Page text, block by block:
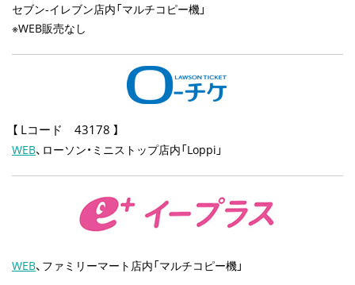
セブン-イレブン店内「マルチコピー機」
※WEB販売なし
【 Lコード 43178 】
WEB、ローソン・ミニストップ店内「Loppi」
WEB、ファミリーマート店内「マルチコピー機」